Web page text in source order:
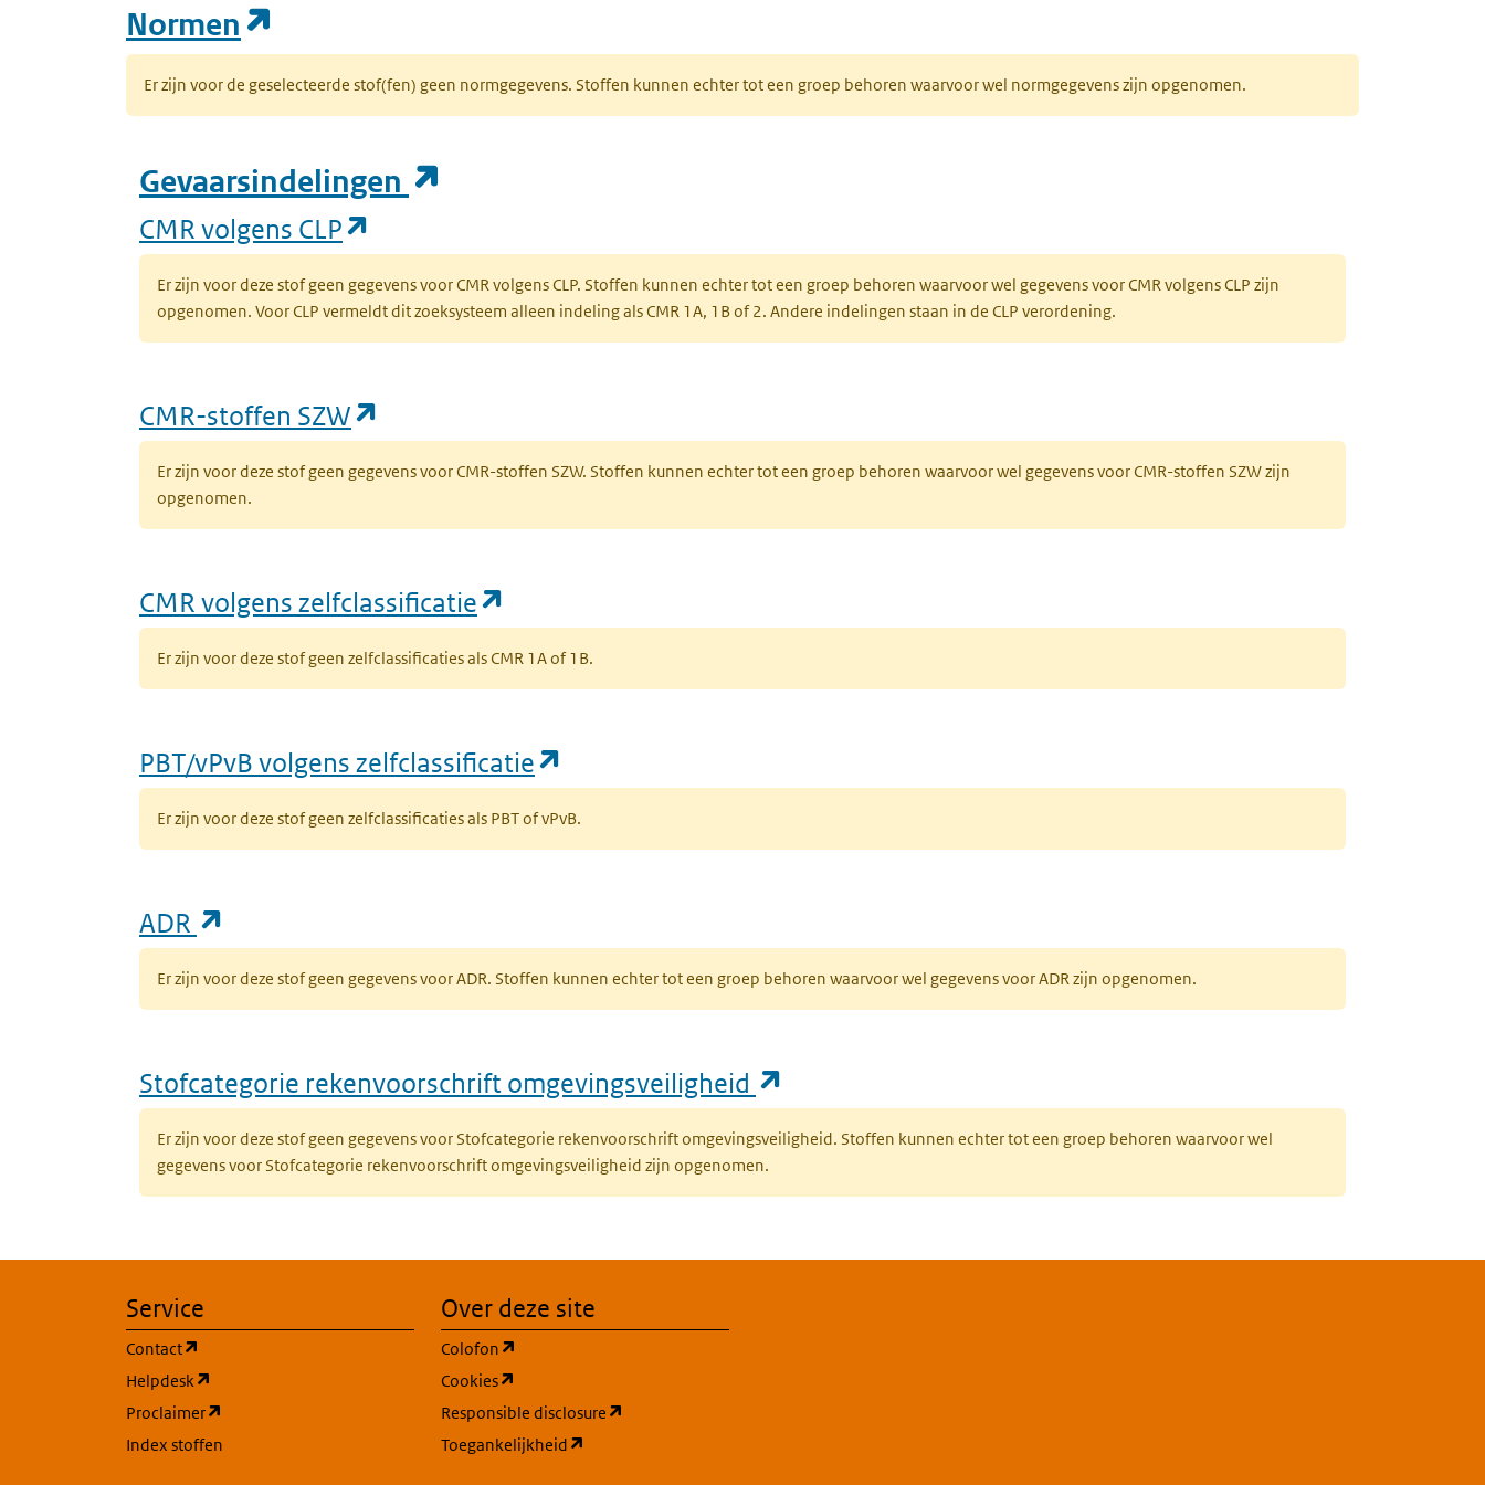
Normen
Er zijn voor de geselecteerde stof(fen) geen normgegevens. Stoffen kunnen echter tot een groep behoren waarvoor wel normgegevens zijn opgenomen.
Gevaarsindelingen
CMR volgens CLP
Er zijn voor deze stof geen gegevens voor CMR volgens CLP. Stoffen kunnen echter tot een groep behoren waarvoor wel gegevens voor CMR volgens CLP zijn
opgenomen. Voor CLP vermeldt dit zoeksysteem alleen indeling als CMR 1A, 1B of 2. Andere indelingen staan in de CLP verordening.
CMR-stoffen SZW
Er zijn voor deze stof geen gegevens voor CMR-stoffen SZW. Stoffen kunnen echter tot een groep behoren waarvoor wel gegevens voor CMR-stoffen SZW zijn
opgenomen.
CMR volgens zelfclassificatie
Er zijn voor deze stof geen zelfclassificaties als CMR 1A of 1B.
PBT/vPvB volgens zelfclassificatie
Er zijn voor deze stof geen zelfclassificaties als PBT of vPvB.
ADR
Er zijn voor deze stof geen gegevens voor ADR. Stoffen kunnen echter tot een groep behoren waarvoor wel gegevens voor ADR zijn opgenomen.
Stofcategorie rekenvoorschrift omgevingsveiligheid
Er zijn voor deze stof geen gegevens voor Stofcategorie rekenvoorschrift omgevingsveiligheid. Stoffen kunnen echter tot een groep behoren waarvoor wel
gegevens voor Stofcategorie rekenvoorschrift omgevingsveiligheid zijn opgenomen.
Service
Contact
Helpdesk
Proclaimer
Index stoffen
Over deze site
Colofon
Cookies
Responsible disclosure
Toegankelijkheid